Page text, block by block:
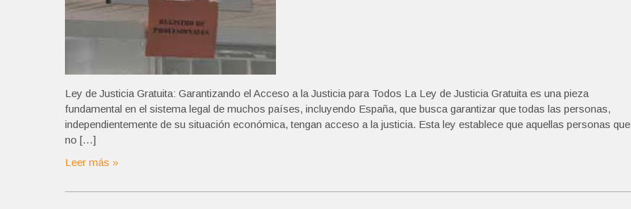
Ley de Justicia Gratuita: Garantizando el Acceso a la Justicia para Todos La Ley de Justicia Gratuita es una pieza
fundamental en el sistema legal de muchos países, incluyendo España, que busca garantizar que todas las personas,
independientemente de su situación económica, tengan acceso a la justicia. Esta ley establece que aquellas personas que
no […]
Leer más »